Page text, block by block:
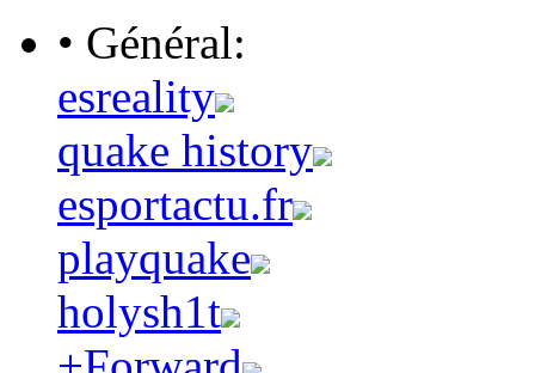
• Général:
esreality
quake history
esportactu.fr
playquake
holysh1t